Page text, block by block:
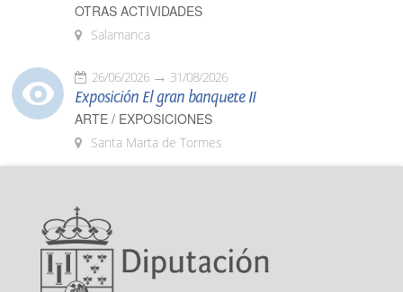
OTRAS ACTIVIDADES
Salamanca
26/06/2026 31/08/2026
Exposición El gran banquete II
ARTE / EXPOSICIONES
Santa Marta de Tormes